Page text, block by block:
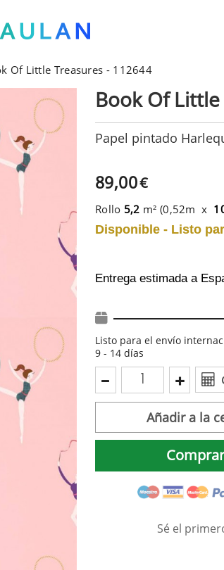
Of Little Treasures - 112644
Book Of
Papel pintado
89,00€
Rollo 5,2 m² (0,52m x
Disponible - Listo
Entrega estimada a
Listo para el envío
9 - 14 días
Añadir a la
Comprar
Sé el